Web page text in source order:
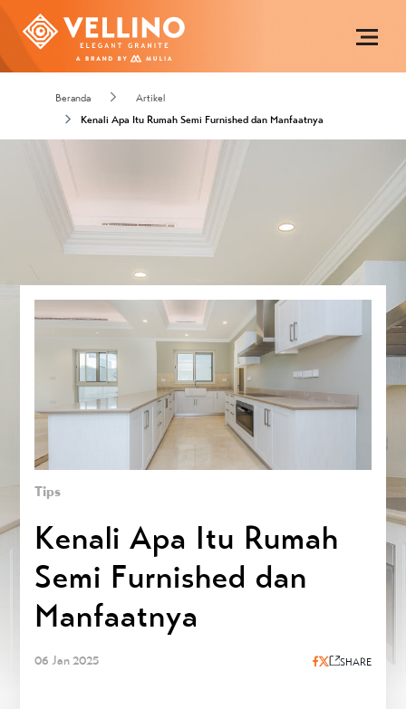
Beranda
Artikel
Kenali Apa Itu Rumah Semi Furnished dan Manfaatnya
Tips
Kenali Apa Itu Rumah
Semi Furnished dan
Manfaatnya
06 Jan 2025 SHARE